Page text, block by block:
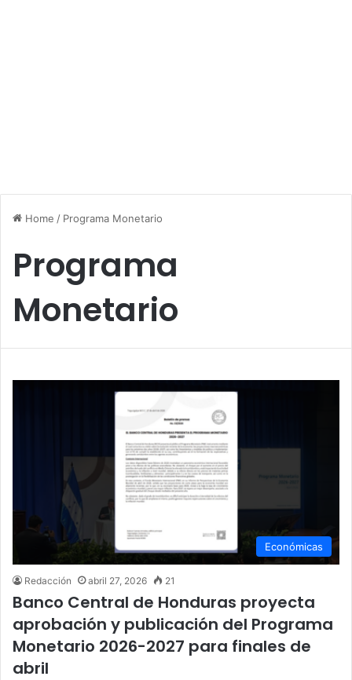
Home / Programa Monetario
Programa
Monetario
Económicas
Redacción abril 27, 2026 21
Banco Central de Honduras proyecta
aprobación y publicación del Programa
Monetario 2026-2027 para finales de
abril